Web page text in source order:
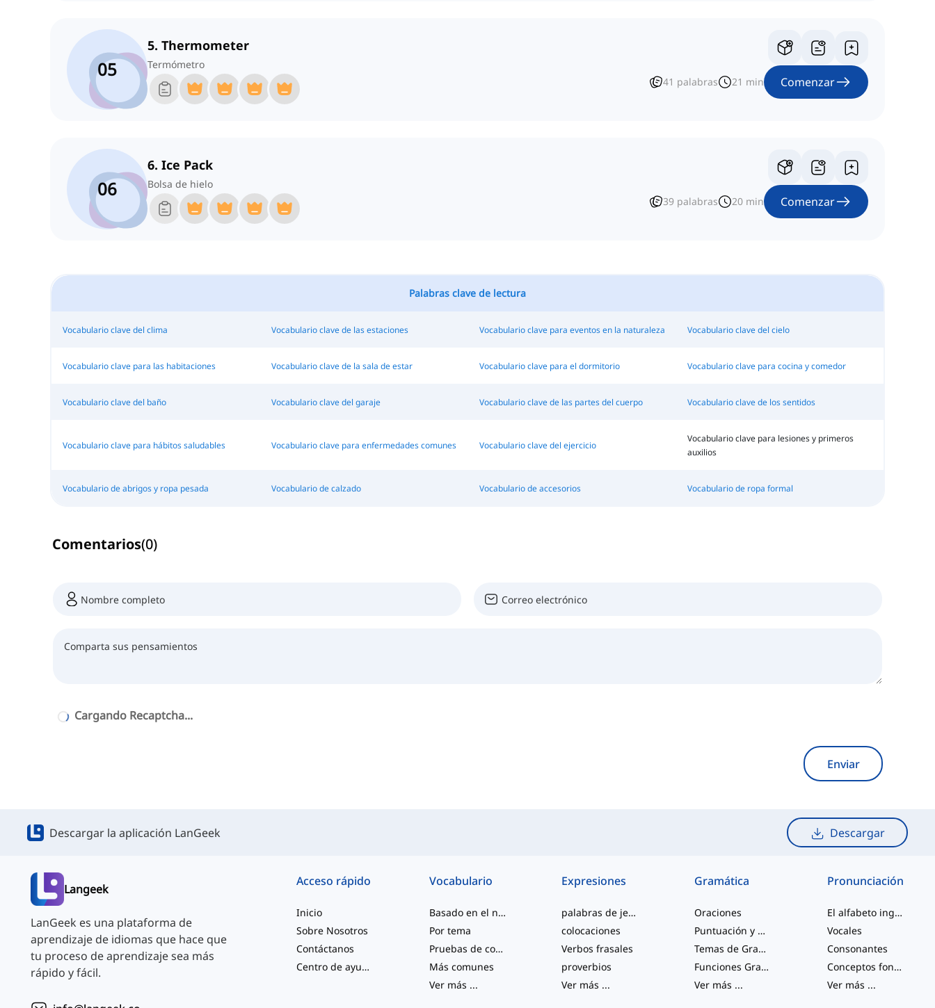
05
5. Thermometer
Termómetro
41 palabras 21 min Comenzar
06
6. Ice Pack
Bolsa de hielo
39 palabras 20 min Comenzar
Palabras clave de lectura
Vocabulario clave del clima Vocabulario clave de las estaciones Vocabulario clave para eventos en la naturaleza Vocabulario clave del cielo
Vocabulario clave para las habitaciones Vocabulario clave de la sala de estar Vocabulario clave para el dormitorio Vocabulario clave para cocina y comedor
Vocabulario clave del baño Vocabulario clave del garaje Vocabulario clave de las partes del cuerpo Vocabulario clave de los sentidos
Vocabulario clave para hábitos saludables Vocabulario clave para enfermedades comunes Vocabulario clave del ejercicio
Vocabulario clave para lesiones y primeros
auxilios
Vocabulario de abrigos y ropa pesada Vocabulario de calzado Vocabulario de accesorios Vocabulario de ropa formal
Comentarios(0)
Cargando Recaptcha...
Enviar
Descargar la aplicación LanGeek Descargar
Langeek
LanGeek es una plataforma de
aprendizaje de idiomas que hace que
tu proceso de aprendizaje sea más
rápido y fácil.
Acceso rápido
Inicio
Sobre Nosotros
Contáctanos
Centro de ayuda
Vocabulario
Basado en el nivel
Por tema
Pruebas de competencia
Más comunes
Ver más ...
Expresiones
palabras de jerga
colocaciones
Verbos frasales
proverbios
Ver más ...
Gramática
Oraciones
Puntuación y Ortografía
Temas de Gramática Varios
Funciones Gramaticales
Ver más ...
Pronunciación
El alfabeto inglés
Vocales
Consonantes
Conceptos fonológicos
Ver más ...